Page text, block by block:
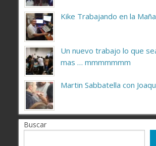
Kike Trabajando en la
Un nuevo trabajo lo que
mas … mmmmmmm
Martin Sabbatella con
Buscar